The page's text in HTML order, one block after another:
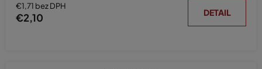
€1,71 bez DPH
€2,10 DETAIL